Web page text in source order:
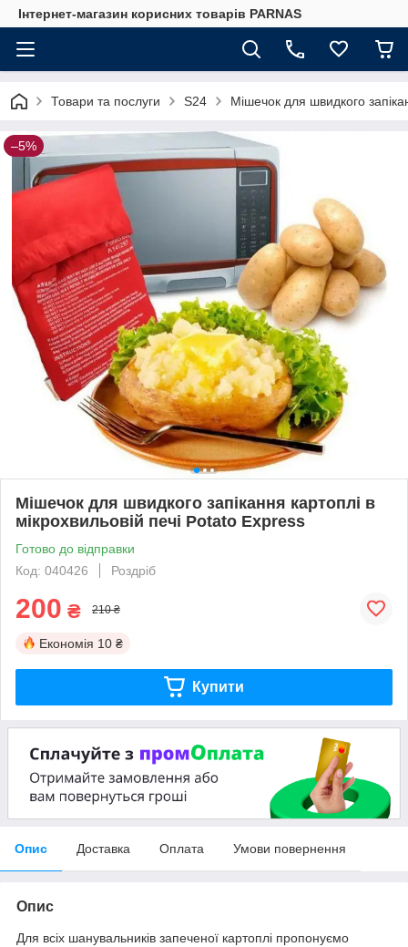
Інтернет-магазин корисних товарів PARNAS
Товари та послуги S24 Мішечок для швидкого
–5%
Мішечок для швидкого запікання картоплі в
мікрохвильовій печі Potato Express
Готово до відправки
Код: 040426
Роздріб
200 ₴ 210 ₴
Економія 10 ₴
Купити
Опис Доставка Оплата Умови повернення
Опис
Для всіх шанувальників запеченої картоплі пропонуємо